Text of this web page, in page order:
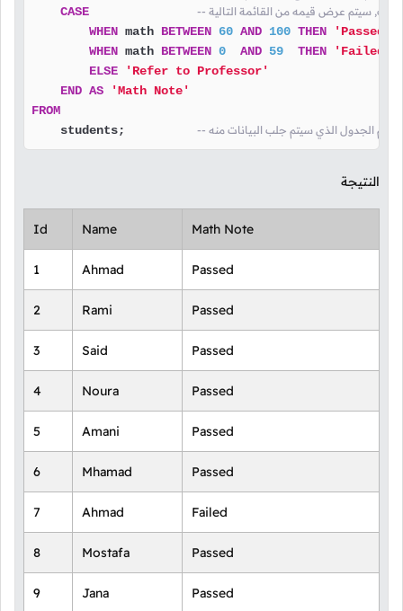
CASE سيتم عرض قيمه من القائمة التالية
WHEN math BETWEEN 60 AND 100 THEN
'Passed'
WHEN math BETWEEN 0 AND 59 THEN
'Failed'
ELSE
'Refer to Professor'
END AS
'Math Note'
FROM
    students;
إسم الجدول الذي سيتم جلب البيانات منه
النتيجة
Id Name Math Note
1 Ahmad Passed
2 Rami Passed
3 Said Passed
4 Noura Passed
5 Amani Passed
6 Mhamad Passed
7 Ahmad Failed
8 Mostafa Passed
9 Jana Passed